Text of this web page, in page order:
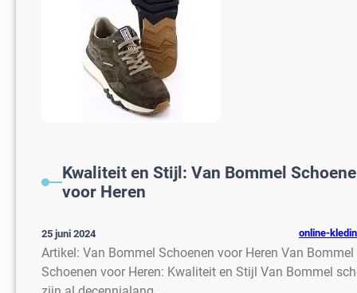
Kwaliteit en Stijl: Van Bommel
voor Heren
25 juni 2024 online-
Artikel: Van Bommel Schoenen voor Heren Van Bommel
Schoenen voor Heren: Kwaliteit en Stijl Van Bommel